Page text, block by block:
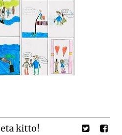
eta kitto!